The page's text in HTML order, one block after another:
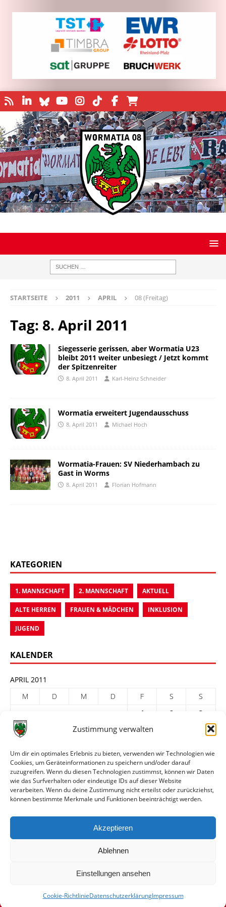
Zustimmung verwalten
Um dir ein optimales Erlebnis zu bieten, verwenden wir Technologien wie
Cookies, um Geräteinformationen zu speichern und/oder darauf
zuzugreifen. Wenn du diesen Technologien zustimmst, können wir Daten
wie das Surfverhalten oder eindeutige IDs auf dieser Website
verarbeiten. Wenn du deine Zustimmung nicht erteilst oder zurückziehst,
können bestimmte Merkmale und Funktionen beeinträchtigt werden.
Akzeptieren
Ablehnen
Einstellungen ansehen
Cookie-RichtlinieDatenschutzerklärungImpressum
STARTSEITE 2011 APRIL 08 (Freitag)
Tag: 8. April 2011
Siegesserie gerissen, aber Wormatia U23
bleibt 2011 weiter unbesiegt / Jetzt kommt
der Spitzenreiter
8. April 2011 Karl-Heinz Schneider
Wormatia erweitert Jugendausschuss
8. April 2011 Michael Hoch
Wormatia-Frauen: SV Niederhambach zu
Gast in Worms
8. April 2011 Florian Hofmann
KATEGORIEN
1. MANNSCHAFT 2. MANNSCHAFT AKTUELL
ALTE HERREN FRAUEN & MÄDCHEN INKLUSION
JUGEND
KALENDER
APRIL 2011
M
D M D F S
S
1
2
3
4
6 7 8
18
19 20 21 22 23
25
26 27 28 29
30
« März
Mai »
ARCHIV
© VfR Wormatia Worms